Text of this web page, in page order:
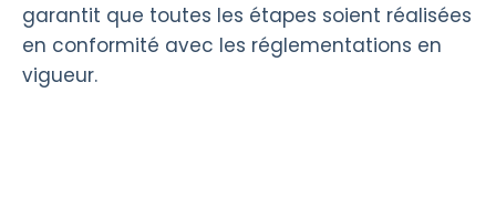
garantit que toutes les étapes soient réalisées
en conformité avec les réglementations en
vigueur.